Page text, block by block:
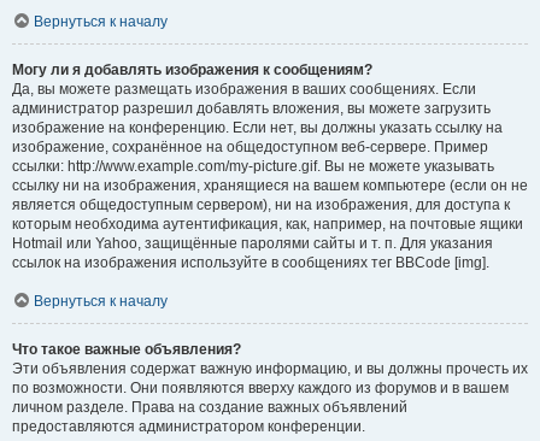
Вернуться к началу
Могу ли я добавлять изображения к сообщениям?
Да, вы можете размещать изображения в ваших сообщениях. Если
администратор разрешил добавлять вложения, вы можете загрузить
изображение на конференцию. Если нет, вы должны указать ссылку на
изображение, сохранённое на общедоступном веб-сервере. Пример
ссылки: http://www.example.com/my-picture.gif. Вы не можете указывать
ссылку ни на изображения, хранящиеся на вашем компьютере (если он не
является общедоступным сервером), ни на изображения, для доступа к
которым необходима аутентификация, как, например, на почтовые ящики
Hotmail или Yahoo, защищённые паролями сайты и т. п. Для указания
ссылок на изображения используйте в сообщениях тег BBCode [img].
Вернуться к началу
Что такое важные объявления?
Эти объявления содержат важную информацию, и вы должны прочесть их
по возможности. Они появляются вверху каждого из форумов и в вашем
личном разделе. Права на создание важных объявлений
предоставляются администратором конференции.